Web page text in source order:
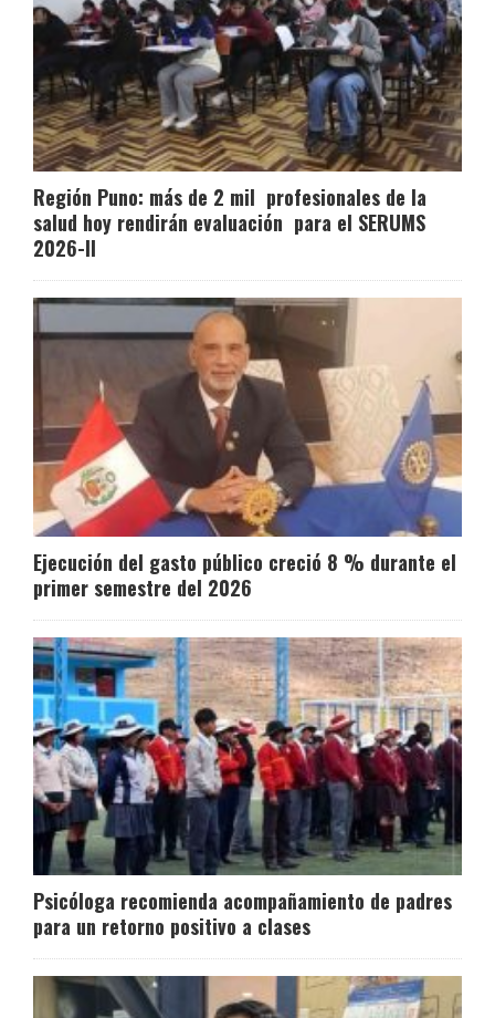
Región Puno: más de 2 mil profesionales de la
salud hoy rendirán evaluación para el SERUMS
2026-II
Ejecución del gasto público creció 8 % durante el
primer semestre del 2026
Psicóloga recomienda acompañamiento de padres
para un retorno positivo a clases